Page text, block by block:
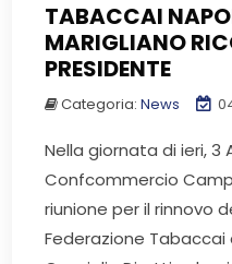
TABACCAI
MARIGLIANO
PRESIDENTE
Categoria:News
Nella giornata di ieri, 3
Confcommercio
riunione per il rinnovo
Federazione Tabaccai